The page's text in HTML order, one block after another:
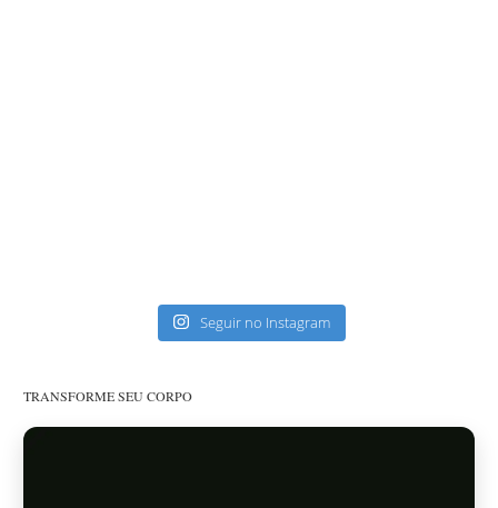
Seguir no Instagram
TRANSFORME SEU CORPO